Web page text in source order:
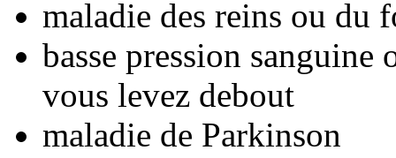
maladie des reins ou du
basse pression sanguine
vous levez debout
maladie de Parkinson